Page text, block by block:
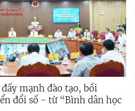
mạnh đào tạo, bồi
đổi số - từ “Bình dân học